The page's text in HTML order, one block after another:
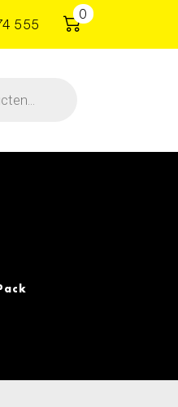
555
0